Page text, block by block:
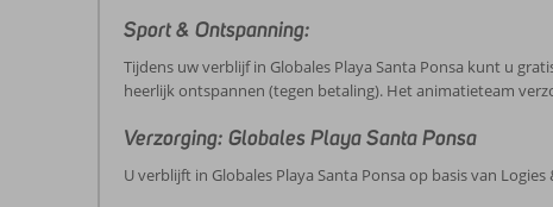
Sport & Ontspanning:
Tijdens uw verblijf in Globales Playa Santa Ponsa kunt u
heerlijk ontspannen (tegen betaling). Het animatieteam
Verzorging: Globales Playa Santa Ponsa
U verblijft in Globales Playa Santa Ponsa op basis van